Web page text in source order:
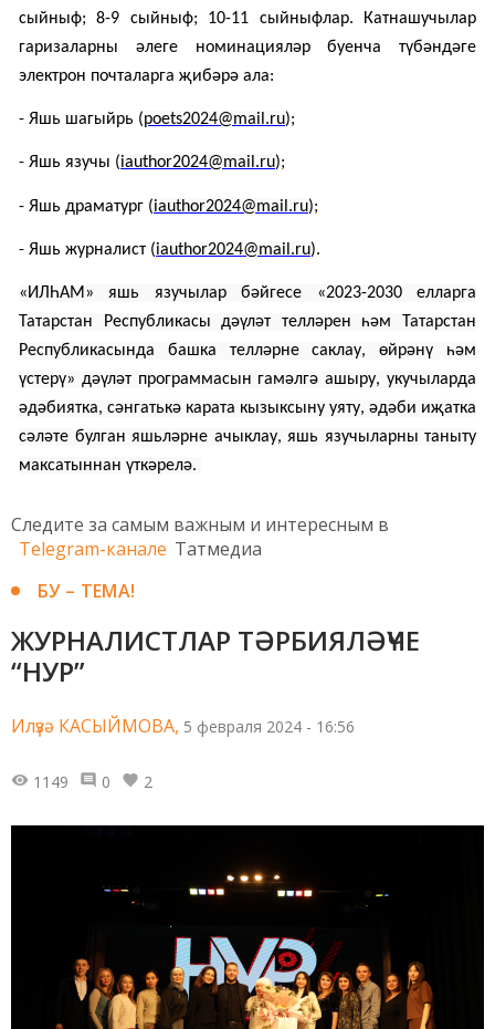
сыйныф; 8-9 сыйныф; 10-11 сыйныфлар. Катнашучылар
гаризаларны әлеге номинацияләр буенча түбәндәге
электрон почталарга җибәрә ала:
- Яшь шагыйрь (poets2024@mail.ru);
- Яшь язучы (iauthor2024@mail.ru);
- Яшь драматург (iauthor2024@mail.ru);
- Яшь журналист (iauthor2024@mail.ru).
«ИЛҺАМ» яшь язучылар бәйгесе «2023-2030 елларга
Татарстан Республикасы дәүләт телләрен һәм Татарстан
Республикасында башка телләрне саклау, өйрәнү һәм
үстерү» дәүләт программасын гамәлгә ашыру, укучыларда
әдәбиятка, сәнгатькә карата кызыксыну уяту, әдәби иҗатка
сәләте булган яшьләрне ачыклау, яшь язучыларны таныту
максатыннан үткәрелә.
Следите за самым важным и интересным в
Telegram-канале Татмедиа
БУ – ТЕМА!
ЖУРНАЛИСТЛАР ТӘРБИЯЛӘҮЧЕ
“НУР”
Илүзә КАСЫЙМОВА, 5 февраля 2024 - 16:56
1149 0 2